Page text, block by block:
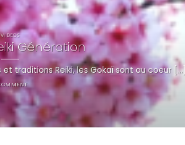
VIDEOS
Génération
traditions Reiki, les Gokaï sont au coeur [...]